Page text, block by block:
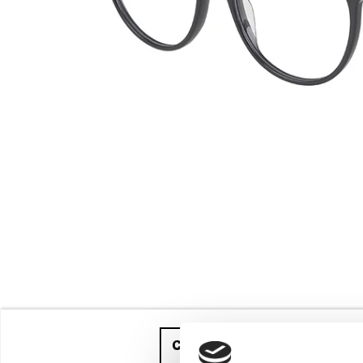
Compra ahora